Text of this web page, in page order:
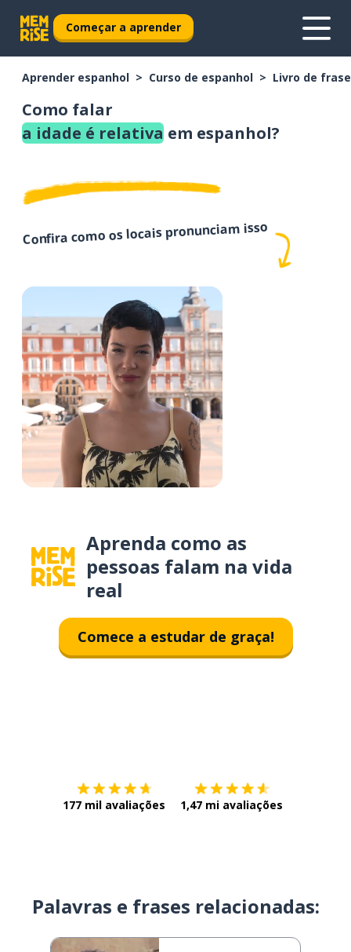
Começar a aprender
Aprender espanhol Curso de espanhol Livro de
Como falar
a idade é relativa em espanhol?
Confira como os locais pronunciam isso
Aprenda como as
pessoas falam na vida
real
Comece a estudar de graça!
177 mil avaliações 1,47 mi avaliações
Palavras e frases relacionadas: